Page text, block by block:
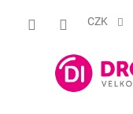
CZK